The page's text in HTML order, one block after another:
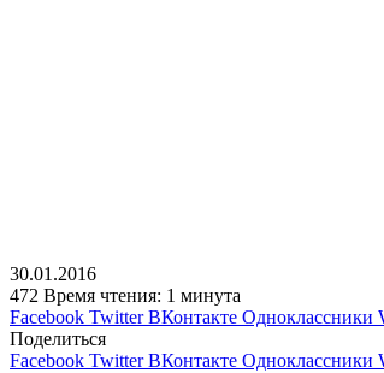
30.01.2016
472 Время чтения: 1 минута
Facebook Twitter ВКонтакте Одноклассники
Поделиться
Facebook Twitter ВКонтакте Одноклассники